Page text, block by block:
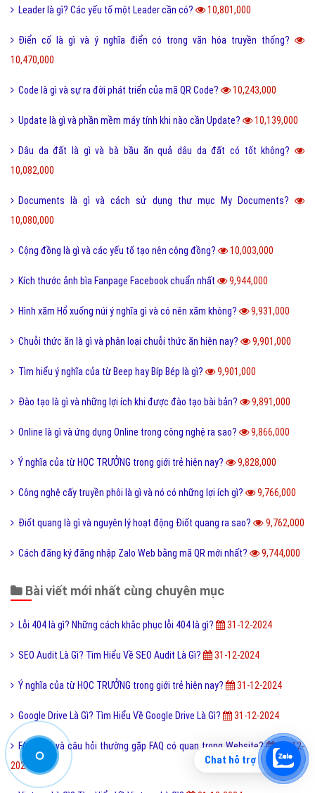
Leader là gì? Các yếu tố một Leader cần có? 10,801,000
Điển cố là gì và ý nghĩa điển có trong văn hóa truyền thống?
10,470,000
Code là gì và sự ra đời phát triển của mã QR Code? 10,243,000
Update là gì và phần mềm máy tính khi nào cần Update? 10,139,000
Dâu da đất là gì và bà bầu ăn quả dâu da đất có tốt không?
10,082,000
Documents là gì và cách sử dụng thư mục My Documents?
10,080,000
Cộng đồng là gì và các yếu tố tạo nên cộng đồng? 10,003,000
Kích thước ảnh bìa Fanpage Facebook chuẩn nhất 9,944,000
Hình xăm Hổ xuống núi ý nghĩa gì và có nên xăm không? 9,931,000
Chuỗi thức ăn là gì và phân loại chuỗi thức ăn hiện nay? 9,901,000
Tìm hiểu ý nghĩa của từ Beep hay Bíp Bép là gì? 9,901,000
Đào tạo là gì và những lợi ích khi được đào tạo bài bản? 9,891,000
Online là gì và ứng dụng Online trong công nghệ ra sao? 9,866,000
Ý nghĩa của từ HỌC TRƯỞNG trong giới trẻ hiện nay? 9,828,000
Công nghệ cấy truyền phôi là gì và nó có những lợi ích gì? 9,766,000
Điốt quang là gì và nguyên lý hoạt động Điốt quang ra sao? 9,762,000
Cách đăng ký đăng nhập Zalo Web bằng mã QR mới nhất? 9,744,000
Bài viết mới nhất cùng chuyên mục
Lỗi 404 là gì? Những cách khắc phục lỗi 404 là gì? 31-12-2024
SEO Audit Là Gì? Tìm Hiểu Về SEO Audit Là Gì? 31-12-2024
Ý nghĩa của từ HỌC TRƯỞNG trong giới trẻ hiện nay? 31-12-2024
Google Drive Là Gì? Tìm Hiểu Về Google Drive Là Gì? 31-12-2024
FAQ là gì và câu hỏi thường gặp FAQ có quan trọng Website?
31-12-
2024
Chat hỗ trợ